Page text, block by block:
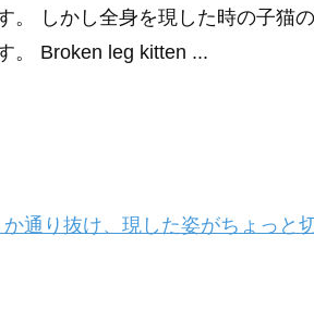
。 しかし全身を現した時の子猫
。 Broken leg kitten ...
通り抜け、現した姿がちょっと